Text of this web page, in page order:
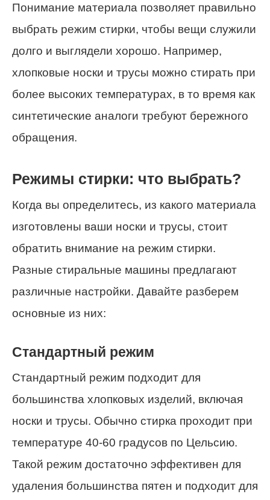
Понимание материала позволяет правильно
выбрать режим стирки, чтобы вещи служили
долго и выглядели хорошо. Например,
хлопковые носки и трусы можно стирать при
более высоких температурах, в то время как
синтетические аналоги требуют бережного
обращения.
Режимы стирки: что выбрать?
Когда вы определитесь, из какого материала
изготовлены ваши носки и трусы, стоит
обратить внимание на режим стирки.
Разные стиральные машины предлагают
различные настройки. Давайте разберем
основные из них:
Стандартный режим
Стандартный режим подходит для
большинства хлопковых изделий, включая
носки и трусы. Обычно стирка проходит при
температуре 40-60 градусов по Цельсию.
Такой режим достаточно эффективен для
удаления большинства пятен и подходит для